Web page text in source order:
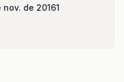
nov. de 20161